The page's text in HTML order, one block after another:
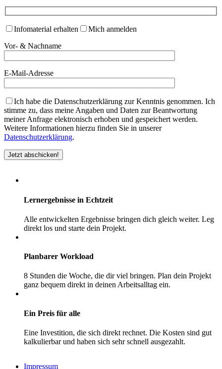
Infomaterial erhalten
Mich anmelden
Vor- & Nachname
E-Mail-Adresse
Ich habe die Datenschutzerklärung zur Kenntnis genommen. Ich
stimme zu, dass meine Angaben und Daten zur Beantwortung
meiner Anfrage elektronisch erhoben und gespeichert werden.
Weitere Informationen hierzu finden Sie in unserer
Datenschutzerklärung.
Lernergebnisse in Echtzeit
Alle entwickelten Ergebnisse bringen dich gleich weiter. Leg
direkt los und starte dein Projekt.
Planbarer Workload
8 Stunden die Woche, die dir viel bringen. Plan dein Projekt
ganz bequem direkt in deinen Arbeitsalltag ein.
Ein Preis für alle
Eine Investition, die sich direkt rechnet. Die Kosten sind gut
kalkulierbar und haben sich sehr schnell ausgezahlt.
Impressum